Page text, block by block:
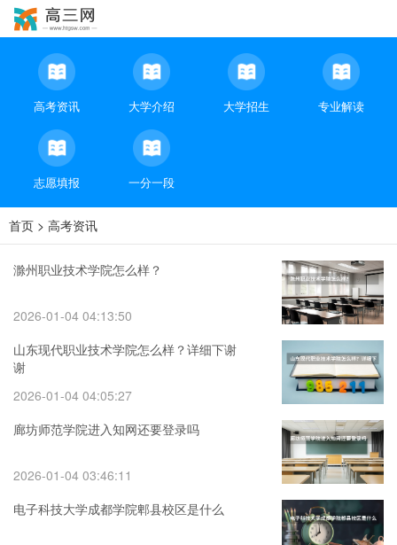
高考资讯 大学介绍 大学招生 专业解读
志愿填报 一分一段
首页 > 高考资讯
滁州职业技术学院怎么样？
2026-01-04 04:13:50
山东现代职业技术学院怎么样？详细下谢
谢
2026-01-04 04:05:27
廊坊师范学院进入知网还要登录吗
2026-01-04 03:46:11
电子科技大学成都学院郫县校区是什么